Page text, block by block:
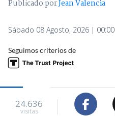
Publicado porJean Valencia
Sábado 08 Agosto, 2026 | 00:00
Seguimos criterios de
24.636
visitas